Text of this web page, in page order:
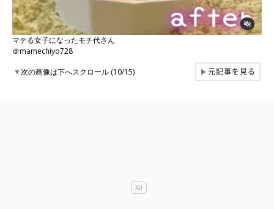
マテる女子になったモチ代さん
＠mamechiyo728
▼次の画像は下へスクロール (10/15) ▶元記事を見る